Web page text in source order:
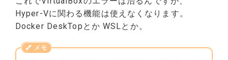
Hyper-Vに関わる機能は使えなくなります。
Docker DeskTopとか WSLとか。